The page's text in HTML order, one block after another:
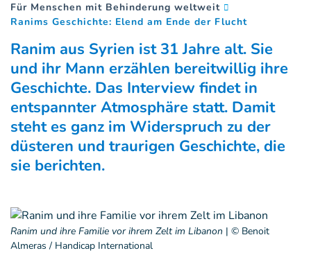
Für Menschen mit Behinderung weltweit
Ranims Geschichte: Elend am Ende der Flucht(
Ranim aus Syrien ist 31 Jahre alt. Sie
und ihr Mann erzählen bereitwillig ihre
Geschichte. Das Interview findet in
entspannter Atmosphäre statt. Damit
steht es ganz im Widerspruch zu der
düsteren und traurigen Geschichte, die
sie berichten.
Ranim und ihre Familie vor ihrem Zelt im Libanon | © Benoit
Almeras / Handicap International